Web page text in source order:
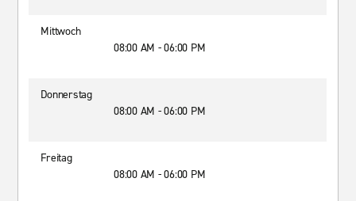
Mittwoch
08:00 AM - 06:00 PM
Donnerstag
08:00 AM - 06:00 PM
Freitag
08:00 AM - 06:00 PM